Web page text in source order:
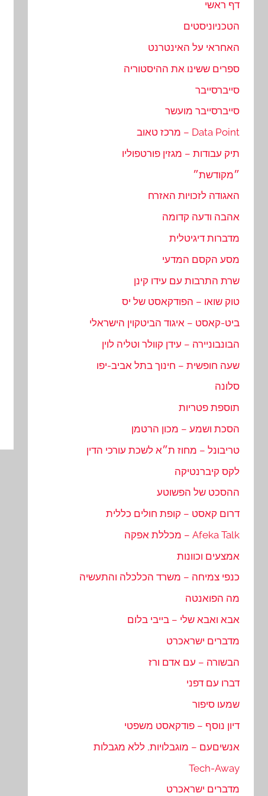
דף ראשי
הטכניוניסטים
האחראי על האינטרנט
ספרים ששינו את ההיסטוריה
סייברסייבר
סייברסייבר מועשר
Data Point – מרכז טאוב
תיק עבודות – מגזין פורטפוליו
״מקודשת״
האגודה לזכויות האזרח
אהבה ודעה קדומה
מדברות דיגיטלית
מסע הקסם המדעי
שרת התרבות עם עידו קינן
טוק שואו – הפודקאסט של יס
ביט-קאסט – איגוד הביטקוין הישראלי
הבונבוניירה – עידן קוולר וטליה לוין
שעה חופשית – חינוך בתל אביב-יפו
סלונה
תוספת פטריות
הסכת ושמע – מכון הרטמן
טריבונל – מחוז ת״א לשכת עורכי הדין
לקס קיברנטיקה
ההסכט של הפשוטע
דרום קאסט – קופת חולים כללית
Afeka Talk – מכללת אפקה
אמצעים וכוונות
כנפי צמיחה – משרד הכלכלה והתעשיה
מה הפואנטה
אבא ואבא שלי – בייבי בלום
מדברים ישראכרט
הבשורה – עם אדם ורז
דברו עם דפני
שמעו סיפור
דיון נוסף – פודקאסט משפטי
אנשיםעם – מוגבלויות, ללא מגבלות
Tech-Away
מדברים ישראכרט